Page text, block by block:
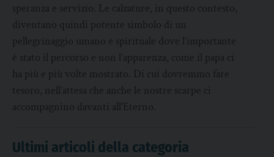
speranza e servizio. Le calzature, in questo contesto,
diventano quindi potente simbolo di un
pellegrinaggio umano e spirituale dove l’importante
è stato il percorso e non l’apparenza, come il papa ci
ha più e più volte mostrato. Di cui dovremmo fare
tesoro, nell’attesa che anche le nostre scarpe ci
accompagnino davanti all’Eterno.
Ultimi articoli della categoria